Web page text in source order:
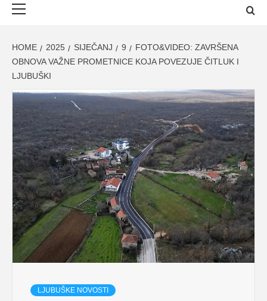
HOME 2025 SIJEČANJ 9
FOTO&VIDEO: ZAVRŠENA
OBNOVA VAŽNE PROMETNICE KOJA POVEZUJE ČITLUK I
LJUBUŠKI
LJUBUŠKE NOVOSTI